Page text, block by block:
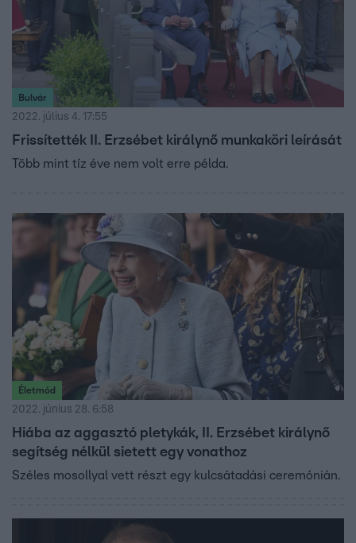
Bulvár
2022. július 4. 17:55
Frissítették II. Erzsébet királynő munkaköri leírását
Több mint tíz éve nem volt erre példa.
Életmód
2022. június 28. 6:58
Hiába az aggasztó pletykák, II. Erzsébet királynő
segítség nélkül sietett egy vonathoz
Széles mosollyal vett részt egy kulcsátadási ceremónián.